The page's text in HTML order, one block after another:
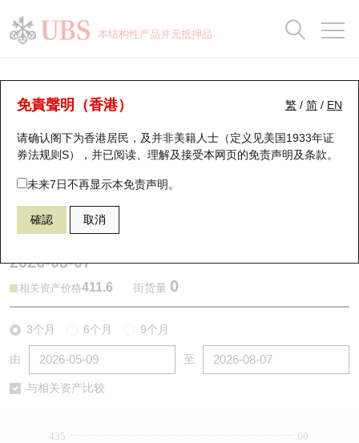
本结构性产品并无抵押品
繁 / 简 / EN
免責聲明（香港）
请确认阁下为香港居民，及并非美籍人士（定义见美国1933年证
券法规则S），并已阅读、理解及接受本网页的免责声明及条款。
未来7日不再显示本免责声明。
確認 取消
牛熊证分析仪
表现 街货统计 比较
69265 瑞银牛证 0388 香港交易所
2026-08-07
相关资产价格411.6 街货量 0
3个月 6个月 9个月
由 至
与相关资产比较
60
435
瑞银认股证一览
新发行瑞银认股证
即将到期认股证
认股证到期结算价查找
认股证分析仪
认股证/牛熊证日志
街货统计
比较
牛熊全景快搜
牛熊证搜寻
牛熊证街货分布图
正股牛熊证列表
新发行瑞银牛熊证
牛熊证到期结算价查找
街货统计
比较
十大升幅/跌幅
十大认股证成交分布
十天股证占大市成交
资金流
街货统计
正股分析仪
二十大活跃股份
恒指成份股
国指成份股
科指成份股
中资ETFs溢价比较
持股比重
显示所有持股比重
每月轮证大市专题
轮证专栏
讲座及教育短片
认股证投资者教育
牛熊证投资者教育